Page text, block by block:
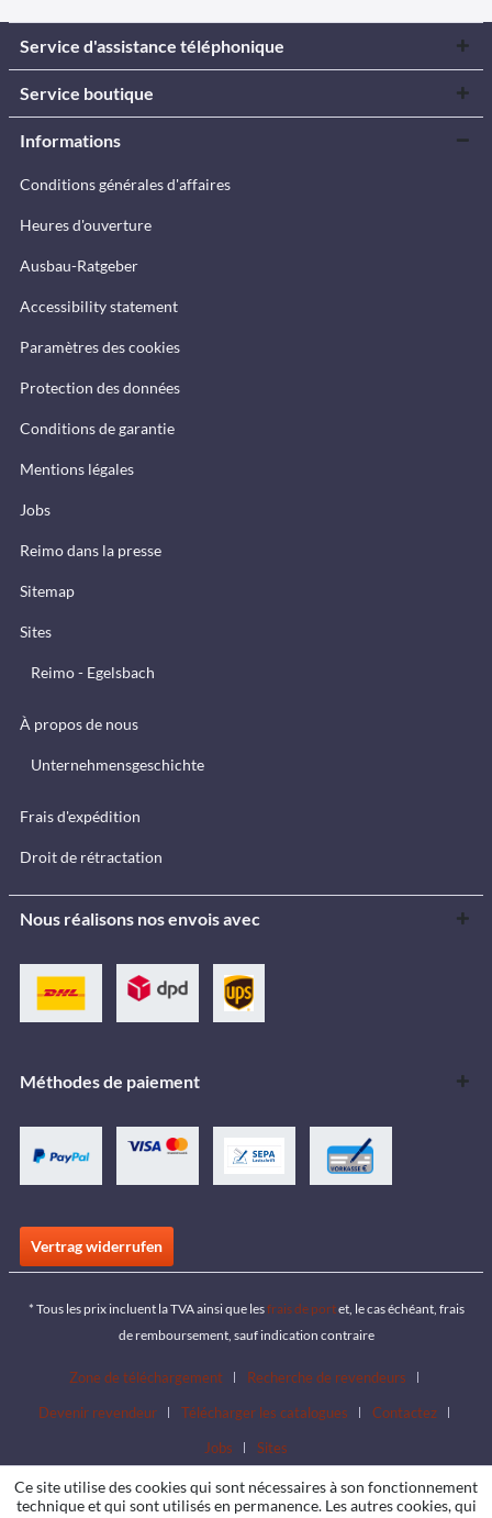
Service d'assistance téléphonique
Service boutique
Informations
Conditions générales d'affaires
Heures d'ouverture
Ausbau-Ratgeber
Accessibility statement
Paramètres des cookies
Protection des données
Conditions de garantie
Mentions légales
Jobs
Reimo dans la presse
Sitemap
Sites
Reimo - Egelsbach
À propos de nous
Unternehmensgeschichte
Frais d'expédition
Droit de rétractation
Nous réalisons nos envois avec
Méthodes de paiement
Vertrag widerrufen
* Tous les prix incluent la TVA ainsi que lesfrais de portet, le cas échéant, frais
de remboursement, sauf indication contraire
Zone de téléchargement
Recherche de revendeurs
Devenir revendeur
Télécharger les catalogues
Contactez
Jobs
Sites
Ce site utilise des cookies qui sont nécessaires à son fonctionnement
technique et qui sont utilisés en permanence. Les autres cookies, qui